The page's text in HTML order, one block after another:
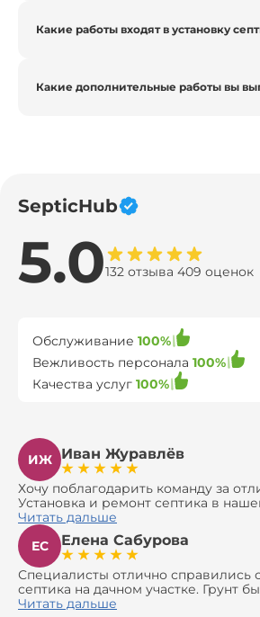
Какие работы входят в установку
Какие дополнительные работы вы
SepticHub
5.0132 отзыва 409 оценок
Обслуживание 100%
Вежливость персонала 100%
Качества услуг 100%
ИЖ Иван Журавлёв
Хочу поблагодарить команду за
Установка и ремонт септика в
оказались сложной задачей, но
все 100%. Всё сделали аккуратно и
Давали полезные рекомендации, не
навязать ничего лишнего, помогли
доставкой материалов, что
сэкономить. Выполнили монтаж и
оборудования, заменили трубы,
Читать дальше
ЕС
Елена Сабурова
Специалисты отлично справились
септика на дачном участке. Грунт
сделали быстро и аккуратно.
Читать дальше